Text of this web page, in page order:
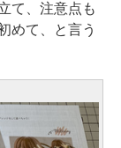
て、注意点も
めて、と言う